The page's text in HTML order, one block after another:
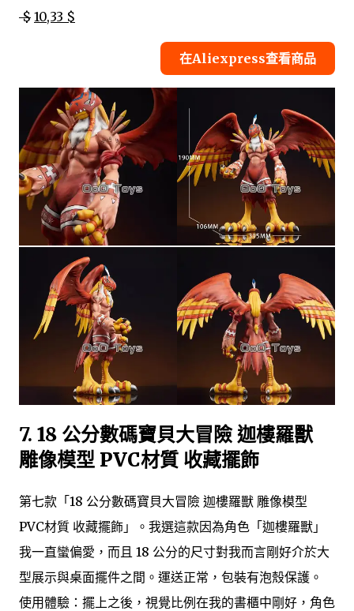
$ 10,33 $
在Aliexpress查看商品
7. 18 公分數碼寶貝大冒險 迦樓羅獸
雕像模型 PVC材質 收藏擺飾
第七款「18 公分數碼寶貝大冒險 迦樓羅獸 雕像模型
PVC材質 收藏擺飾」。我選這款因為角色「迦樓羅獸」
我一直蠻偏愛，而且 18 公分的尺寸對我而言剛好介於大
型展示與桌面擺件之間。運送正常，包裝有泡殼保護。
使用體驗：擺上之後，視覺比例在我的書櫃中剛好，角色